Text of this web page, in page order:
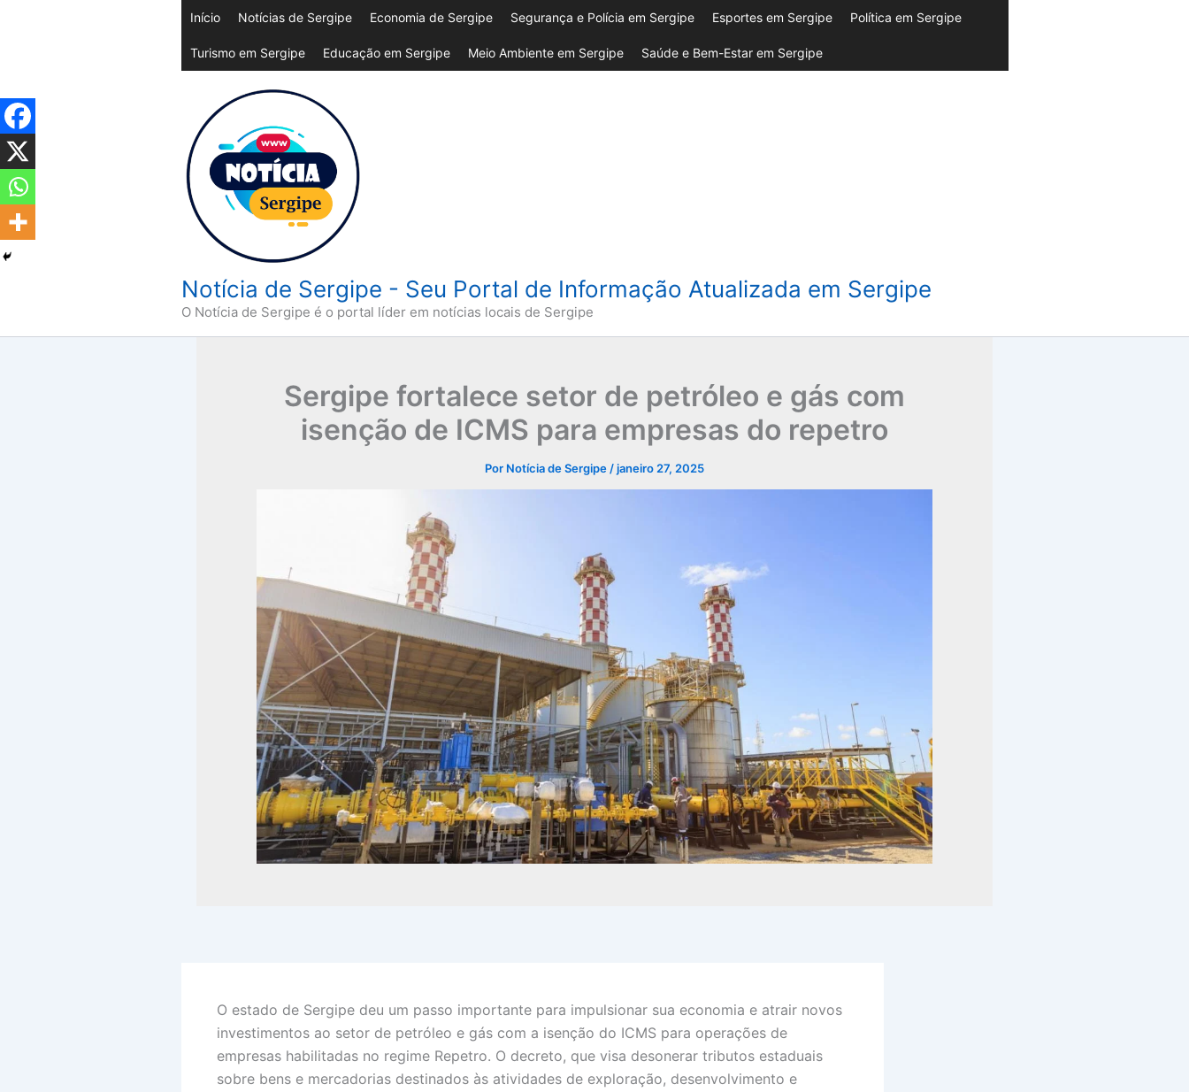
Início Notícias de Sergipe Economia de Sergipe Segurança e Polícia em Sergipe Esportes em Sergipe Política em Sergipe
Turismo em Sergipe Educação em Sergipe Meio Ambiente em Sergipe Saúde e Bem-Estar em Sergipe
Notícia de Sergipe - Seu Portal de Informação Atualizada em Sergipe
O Notícia de Sergipe é o portal líder em notícias locais de Sergipe
Sergipe fortalece setor de petróleo e gás com
isenção de ICMS para empresas do repetro
Por Notícia de Sergipe /janeiro 27, 2025
O estado de Sergipe deu um passo importante para impulsionar sua economia e atrair novos
investimentos ao setor de petróleo e gás com a isenção do ICMS para operações de
empresas habilitadas no regime Repetro. O decreto, que visa desonerar tributos estaduais
sobre bens e mercadorias destinados às atividades de exploração, desenvolvimento e